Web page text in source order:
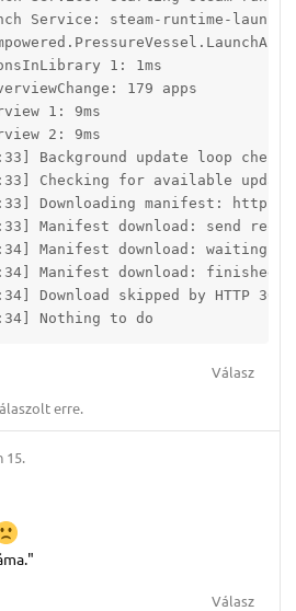
Service: steam-runtime-
1: 1ms
179 apps
1: 9ms
2: 9ms
Background update loop
Checking for available
Downloading manifest:
Manifest download: send
Manifest download: waiting
Manifest download: finished
Download skipped by HTTP
Nothing to do
Válasz
erre.
15.
Válasz